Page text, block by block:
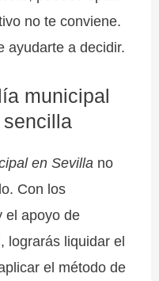
no te conviene.
ayudarte a decidir.
municipal
en Sevilla no
Con los
el apoyo de
, lograrás liquidar el
el método de